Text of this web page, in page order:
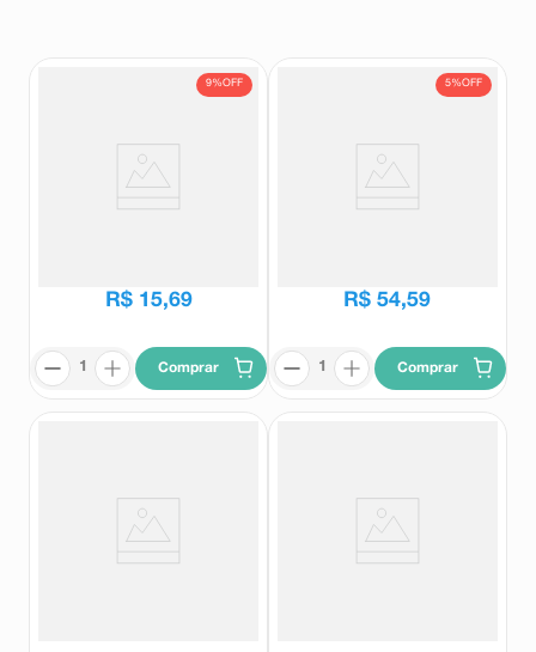
9%OFF
R$ 15,69
Comprar
5%OFF
R$ 54,59
Comprar
Demi-D 7.000UI 8 Comprimidos
Demi-D 1.000UI 30